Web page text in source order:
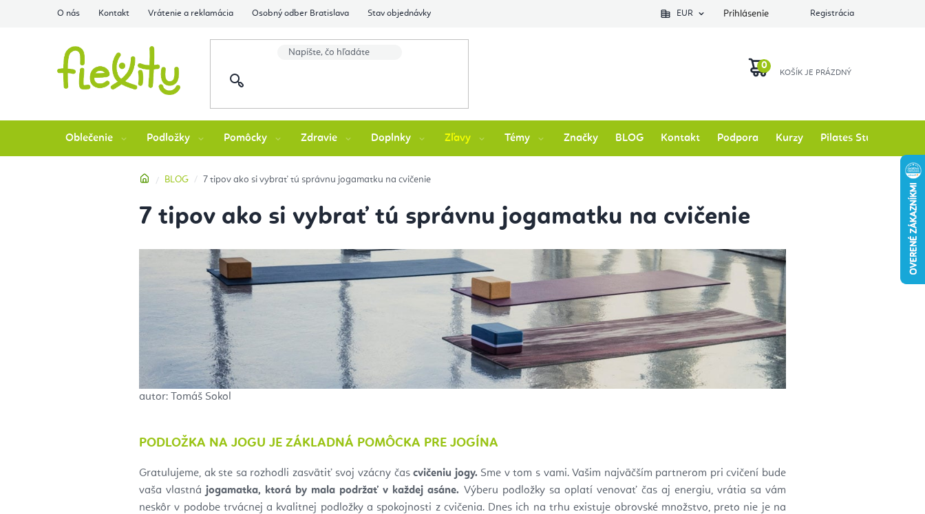
O nás Kontakt Vrátenie a reklamácia Osobný odber Bratislava Stav objednávky EUR Prihlásenie Registrácia
KOŠÍK
Oblečenie Podložky Pomôcky Zdravie Doplnky Zľavy Témy Značky BLOG Kontakt Podpora Kurzy Pilates Studio
Domov
BLOG 7 tipov ako si vybrať tú správnu jogamatku na cvičenie
7 tipov ako si vybrať tú správnu jogamatku na cvičenie
autor: Tomáš Sokol
PODLOŽKA NA JOGU JE ZÁKLADNÁ POMÔCKA PRE JOGÍNA
Gratulujeme, ak ste sa rozhodli zasvätiť svoj vzácny čascvičeniu jogy. Sme v tom s vami. Vašim najväčším partnerom pri cvičení bude
vaša vlastnájogamatka, ktorá by mala podržať v každej asáne. Výberu podložky sa oplatí venovať čas aj energiu, vrátia sa vám
neskôr v podobe trvácnej a kvalitnej podložky a spokojnosti z cvičenia. Dnes ich na trhu existuje obrovské množstvo, preto nie je na